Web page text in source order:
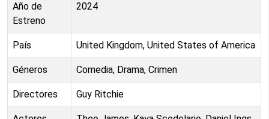
Año de
Estreno
2024
País United Kingdom, United States of America
Géneros Comedia, Drama, Crimen
Directores Guy Ritchie